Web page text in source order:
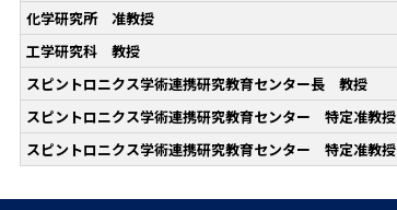
化学研究所 准教授
工学研究科 教授
スピントロニクス学術連携研究教育センター長 教授
スピントロニクス学術連携研究教育センター 特定准教授
スピントロニクス学術連携研究教育センター 特定准教授